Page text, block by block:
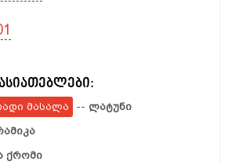
მასალა -- ლატუნი
ქრომი